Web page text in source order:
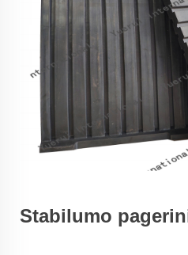
Stabilumo